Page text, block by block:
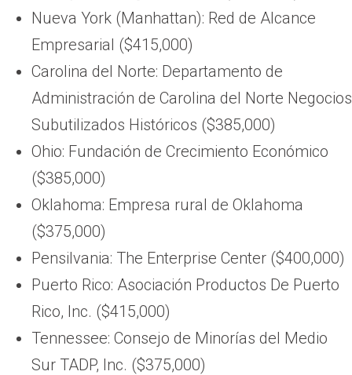
Nueva York (Manhattan): Red de Alcance
Empresarial ($415,000)
Carolina del Norte: Departamento de
Administración de Carolina del Norte Negocios
Subutilizados Históricos ($385,000)
Ohio: Fundación de Crecimiento Económico
($385,000)
Oklahoma: Empresa rural de Oklahoma
($375,000)
Pensilvania: The Enterprise Center ($400,000)
Puerto Rico: Asociación Productos De Puerto
Rico, Inc. ($415,000)
Tennessee: Consejo de Minorías del Medio
Sur TADP, Inc. ($375,000)